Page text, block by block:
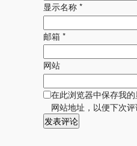
显示名称 *
邮箱 *
网站
在此浏览器中保存我
网站地址，以便下次评